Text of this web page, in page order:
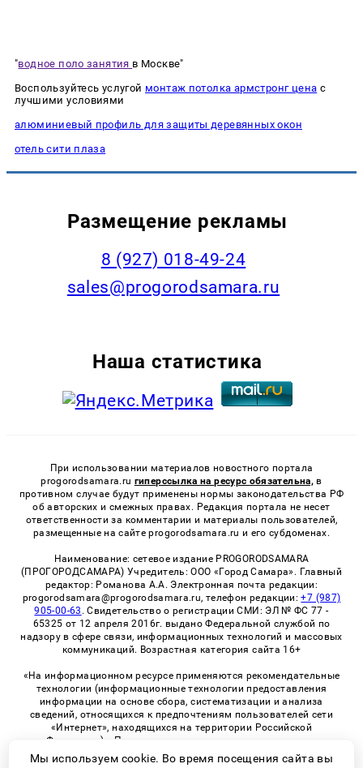
"водное поло занятия в Москве"
Воспользуйтесь услугой монтаж потолка армстронг цена с
лучшими условиями
алюминиевый профиль для защиты деревянных окон
отель сити плаза
Размещение рекламы
8 (927) 018-49-24
sales@progorodsamara.ru
Наша статистика
При использовании материалов новостного портала
progorodsamara.ru гиперссылка на ресурс обязательна, в
противном случае будут применены нормы законодательства РФ
об авторских и смежных правах. Редакция портала не несет
ответственности за комментарии и материалы пользователей,
размещенные на сайте progorodsamara.ru и его субдоменах.
Наименование: сетевое издание PROGORODSAMARA
(ПРОГОРОДСАМАРА) Учредитель: ООО «Город Самара». Главный
редактор: Романова А.А. Электронная почта редакции:
progorodsamara@progorodsamara.ru, телефон редакции:+7 (987)
905-00-63 . Свидетельство о регистрации СМИ: ЭЛ № ФС 77 -
65325 от 12 апреля 2016г. выдано Федеральной службой по
надзору в сфере связи, информационных технологий и массовых
коммуникаций. Возрастная категория сайта 16+
«На информационном ресурсе применяются рекомендательные
технологии (информационные технологии предоставления
информации на основе сбора, систематизации и анализа
сведений, относящихся к предпочтениям пользователей сети
«Интернет», находящихся на территории Российской
Федерации)». Правила применения рекомендательных
технологий в виджетах рекламно-обменной сети
«СМИ2» (PDF)
Мы используем cookie. Во время посещения сайта вы